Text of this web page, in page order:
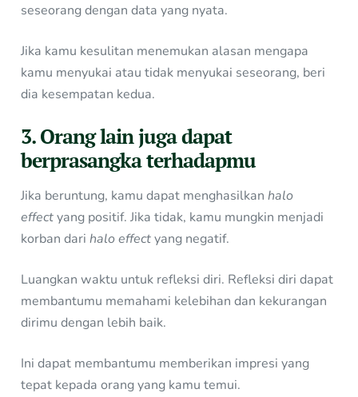
seseorang dengan data yang nyata.
Jika kamu kesulitan menemukan alasan mengapa
kamu menyukai atau tidak menyukai seseorang, beri
dia kesempatan kedua.
3. Orang lain juga dapat
berprasangka terhadapmu
Jika beruntung, kamu dapat menghasilkanhalo
effectyang positif. Jika tidak, kamu mungkin menjadi
korban darihalo effectyang negatif.
Luangkan waktu untuk refleksi diri. Refleksi diri dapat
membantumu memahami kelebihan dan kekurangan
dirimu dengan lebih baik.
Ini dapat membantumu memberikan impresi yang
tepat kepada orang yang kamu temui.